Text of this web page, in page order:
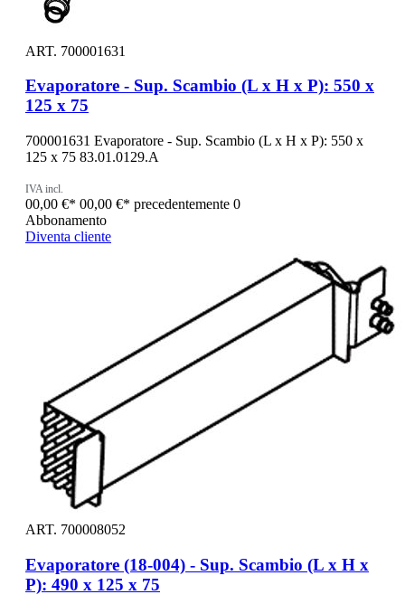
ART. 700001631
Evaporatore - Sup. Scambio (L x H x P): 550 x
125 x 75
700001631 Evaporatore - Sup. Scambio (L x H x P): 550 x
125 x 75 83.01.0129.A
IVA incl.
00,00 €* 00,00 €* precedentemente 0
Abbonamento
Diventa cliente
ART. 700008052
Evaporatore (18-004) - Sup. Scambio (L x H x
P): 490 x 125 x 75